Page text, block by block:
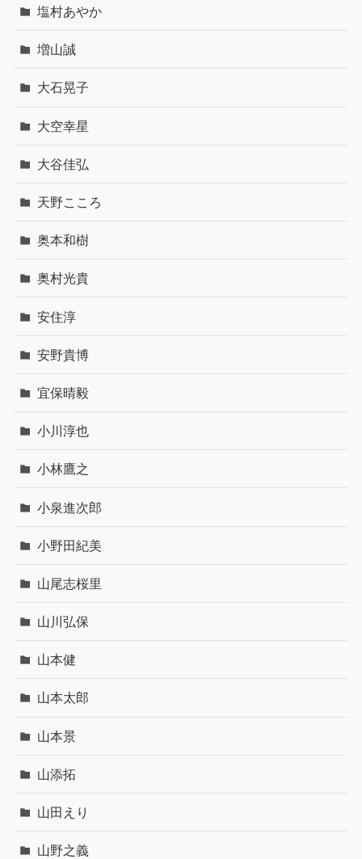
塩村あやか
増山誠
大石晃子
大空幸星
大谷佳弘
天野こころ
奥本和樹
奥村光貴
安住淳
安野貴博
宜保晴毅
小川淳也
小林鷹之
小泉進次郎
小野田紀美
山尾志桜里
山川弘保
山本健
山本太郎
山本景
山添拓
山田えり
山野之義